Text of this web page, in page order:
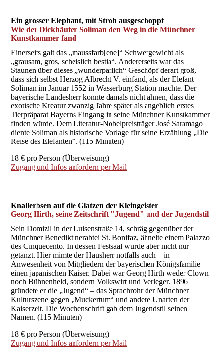
Ein grosser Elephant, mit Stroh ausgeschoppt
Wie der Dickhäuter Soliman den Weg in die Münchner
Kunstkammer fand
Einerseits galt das „maussfarb[ene]“ Schwergewicht als
„grausam, gros, scheislich bestia“. Andererseits war das
Staunen über dieses „wunderparlich“ Geschöpf derart groß,
dass sich selbst Herzog Albrecht V. einfand, als der Elefant
Soliman im Januar 1552 in Wasserburg Station machte. Der
bayerische Landesherr konnte damals nicht ahnen, dass die
exotische Kreatur zwanzig Jahre später als angeblich erstes
Tierpräparat Bayerns Eingang in seine Münchner Kunstkammer
finden würde. Dem Literatur-Nobelpreisträger José Saramago
diente Soliman als historische Vorlage für seine Erzählung „Die
Reise des Elefanten“. (115 Minuten)
18 € pro Person (Überweisung)
Zugang und Infos anfordern per Mail
Knallerbsen auf die Glatzen der Kleingeister
Georg Hirth, seine Zeitschrift "Jugend" und der Jugendstil
Sein Domizil in der Luisenstraße 14, schräg gegenüber der
Münchner Benediktinerabtei St. Bonifaz, ähnelte einem Palazzo
des Cinquecento. In dessen Festsaal wurde aber nicht nur
getanzt. Hier mimte der Hausherr notfalls auch – in
Anwesenheit von Mitgliedern der bayerischen Königsfamilie –
einen japanischen Kaiser. Dabei war Georg Hirth weder Clown
noch Bühnenheld, sondern Volkswirt und Verleger. 1896
gründete er die „Jugend“ – das Sprachrohr der Münchner
Kulturszene gegen „Muckertum“ und andere Unarten der
Kaiserzeit. Die Wochenschrift gab dem Jugendstil seinen
Namen. (115 Minuten)
18 € pro Person (Überweisung)
Zugang und Infos anfordern per Mail